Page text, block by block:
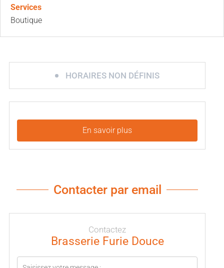
Services
Boutique
HORAIRES NON DÉFINIS
En savoir plus
Contacter par email
Contactez
Brasserie Furie Douce